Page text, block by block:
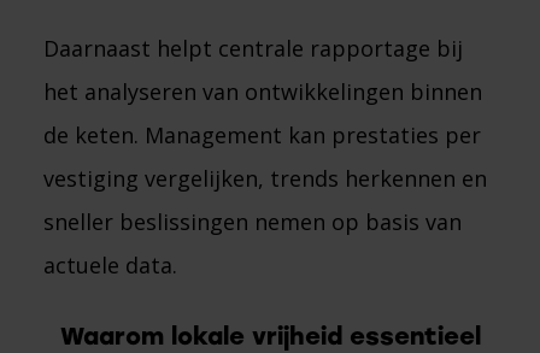
Daarnaast helpt centrale rapportage bij
het analyseren van ontwikkelingen binnen
de keten. Management kan prestaties per
vestiging vergelijken, trends herkennen en
sneller beslissingen nemen op basis van
actuele data.
Waarom lokale vrijheid essentieel